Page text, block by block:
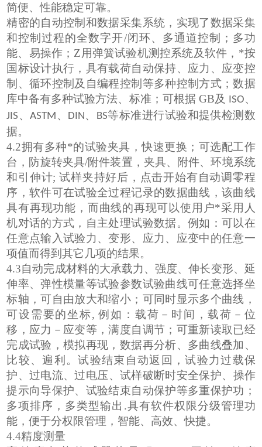
简便、性能稳定可靠。
精密的自动控制和数据采集系统，实现了数据采集
和控制过程的全数字开/闭环、多通道控制； 多功
能、易操作 ；Z用弹簧试验机测控系统及软件 ， *按
国标设计执行， 具有载荷自动保持、应力、应变控
制、循环控制及自编程控制等多种控制方式 ；数据
库中备有多种试验方法、标准； 可根据GB及 ISO、
JIS 、ASTM 、 DIN、 BS等标准进行试验和提供检测数
据。
4.2拥有多种*的试验夹具，快速更换；可选配工作
台，防旋转夹具/附件装置，夹具、附件、环境系统
和引伸计; 试样夹持好后，点击开始有自动调零程
序 ， 软件可在试验全过程记录的数据曲线，该曲线
具有再现功能，而曲线的再现可以使用户*采用人
机对话的方式，自主处理试验数据。例如：可以在
任意点输入试验力、变形、应力、应变中的任意一
项值而得到其它几项的结果。
4.3自动完成材料的大承载力、强度、伸长变形、延
伸率、弹性模量等试验参数试验曲线可任意选择坐
标轴，可自由放大和缩小；可同时显示多个曲线，
可设需要的坐标,例如：载荷－时间，载荷－位
移，应力－应变等，满度自调节 ； 可重新读取已经
完成试验，模拟再现，数据再分析、多曲线叠加、
比较、遍利 。试验结束自动返回 ，试验力过载保
护、 过电流、过电压、 试样破断时安全保护、 操作
提示向导保护、 试验结束自动保护等多重保护功 ；
多项排序，多类型输出 .具有软件权限分级管理功
能，便于分权限管理 ， 智能、高效、快捷。
4.4精度测量